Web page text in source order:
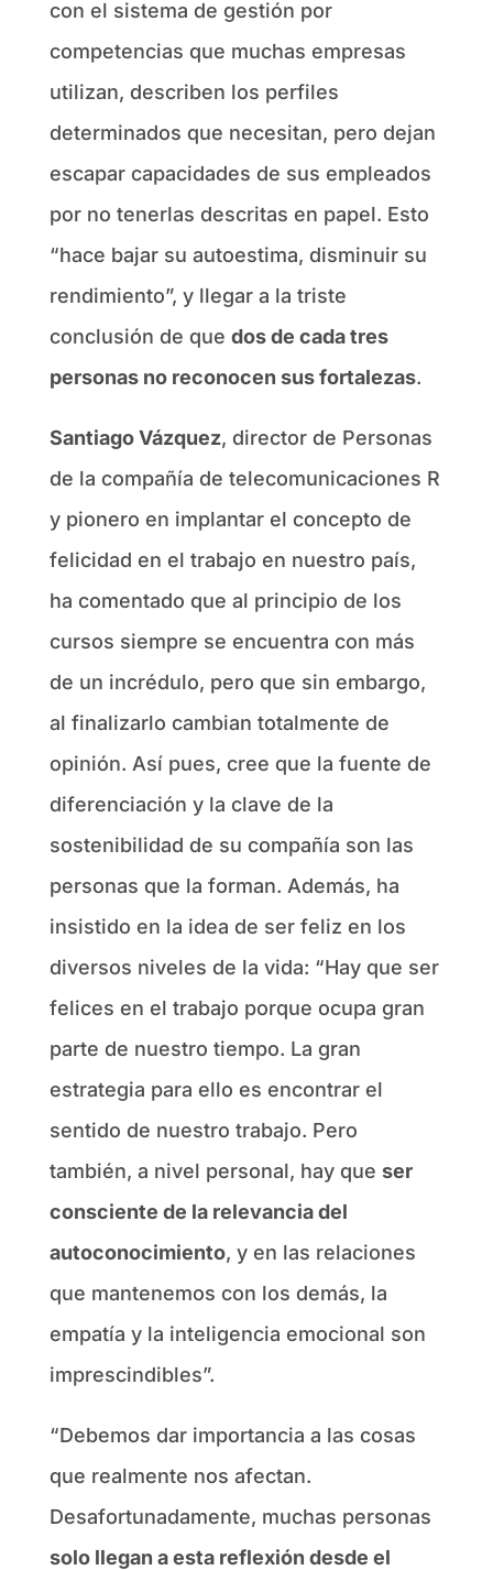
con el sistema de gestión por
competencias que muchas empresas
utilizan, describen los perfiles
determinados que necesitan, pero dejan
escapar capacidades de sus empleados
por no tenerlas descritas en papel. Esto
“hace bajar su autoestima, disminuir su
rendimiento”, y llegar a la triste
conclusión de que dos de cada tres
personas no reconocen sus fortalezas.
Santiago Vázquez, director de Personas
de la compañía de telecomunicaciones R
y pionero en implantar el concepto de
felicidad en el trabajo en nuestro país,
ha comentado que al principio de los
cursos siempre se encuentra con más
de un incrédulo, pero que sin embargo,
al finalizarlo cambian totalmente de
opinión. Así pues, cree que la fuente de
diferenciación y la clave de la
sostenibilidad de su compañía son las
personas que la forman. Además, ha
insistido en la idea de ser feliz en los
diversos niveles de la vida: “Hay que ser
felices en el trabajo porque ocupa gran
parte de nuestro tiempo. La gran
estrategia para ello es encontrar el
sentido de nuestro trabajo. Pero
también, a nivel personal, hay que ser
consciente de la relevancia del
autoconocimiento, y en las relaciones
que mantenemos con los demás, la
empatía y la inteligencia emocional son
imprescindibles”.
“Debemos dar importancia a las cosas
que realmente nos afectan.
Desafortunadamente, muchas personas
solo llegan a esta reflexión desde el